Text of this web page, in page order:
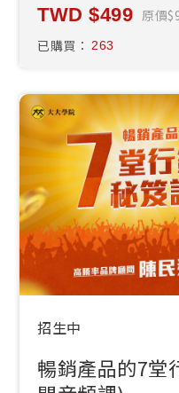
499 原價
已購買： 263
招生中
暢銷產品的7堂